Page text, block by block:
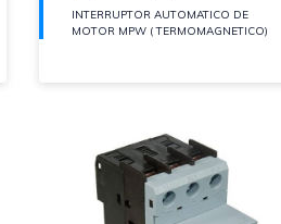
INTERRUPTOR AUTOMATICO DE
MOTOR MPW ( TERMOMAGNETICO)